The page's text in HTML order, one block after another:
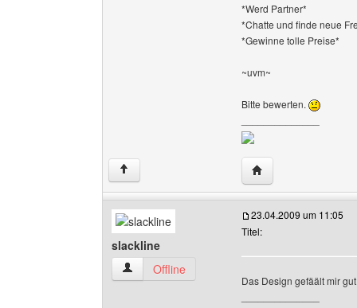
*Werd Partner*
*Chatte und finde neue
*Gewinne tolle Preise*
~uvm~
Bitte bewerten.
↑ Website dieses
slackline
slackline Benutzer-Profile anzeigen
Offline
23.04.2009 um 11:05
Titel:
Das Design gefäält mir